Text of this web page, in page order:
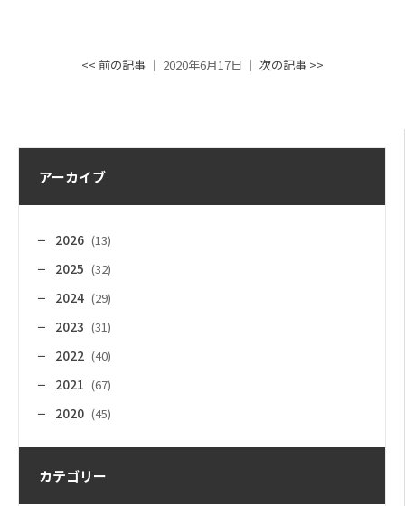
アーカイブ
2026 (13)
2025 (32)
2024 (29)
2023 (31)
2022 (40)
2021 (67)
2020 (45)
カテゴリー
<< 前の記事 │ 2020年6月17日 │ 次の記事 >>